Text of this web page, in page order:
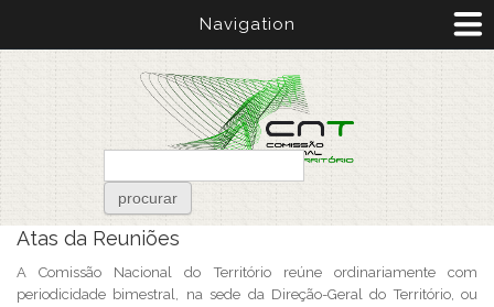
Navigation
Formulário de pesquisa
Está aqui
Atas da Reuniões
A Comissão Nacional do Território reúne ordinariamente com
periodicidade bimestral, na sede da Direção-Geral do Território, ou